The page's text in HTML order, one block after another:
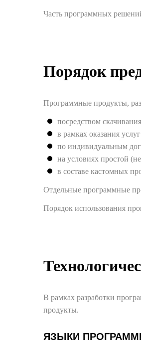
Часть программных
Порядок
Программные продукты,
посредством
в рамках оказания
по индивидуальным
на условиях простой
в составе кастомных
Отдельные программные
Порядок использования
В рамках разработки
продукты.
ЯЗЫКИ